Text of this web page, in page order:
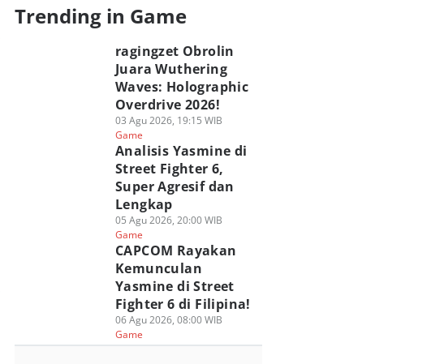
Trending in Game
ragingzet Obrolin
Juara Wuthering
Waves: Holographic
Overdrive 2026!
03 Agu 2026, 19:15 WIB
Game
Analisis Yasmine di
Street Fighter 6,
Super Agresif dan
Lengkap
05 Agu 2026, 20:00 WIB
Game
CAPCOM Rayakan
Kemunculan
Yasmine di Street
Fighter 6 di Filipina!
06 Agu 2026, 08:00 WIB
Game